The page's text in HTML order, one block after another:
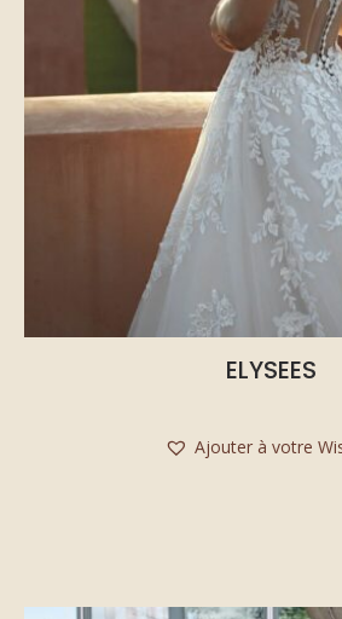
ELYSEES
Ajouter à votre